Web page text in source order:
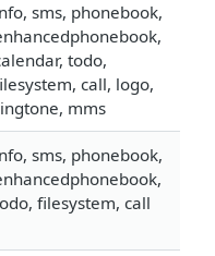
sms, phonebook,
todo,
call, logo,
mms
sms, phonebook,
filesystem, call